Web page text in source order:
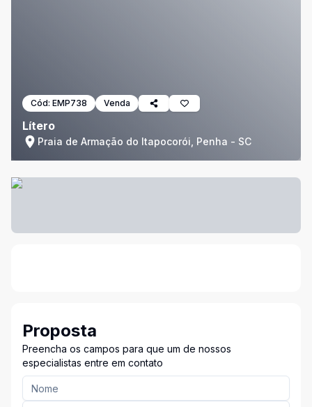
Cód: EMP738 Venda
Lítero
Praia de Armação do Itapocorói, Penha - SC
Proposta
Preencha os campos para que um de nossos
especialistas entre em contato